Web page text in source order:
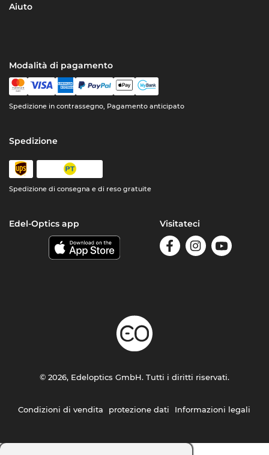
Aiuto
Modalità di pagamento
Spedizione in contrassegno, Pagamento anticipato
Spedizione
Spedizione di consegna e di reso gratuite
Edel-Optics app Visitateci
Condizioni di vendita protezione dati Informazioni legali
© 2026, Edeloptics GmbH. Tutti i diritti riservati.